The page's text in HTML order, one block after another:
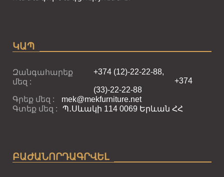
ԿԱՊ
Զանգահարեք
մեզ :
+374 (12)-22-22-88,
+374
(33)-22-22-88
Գրեք մեզ :
mek@mekfurniture.net
Գտեք մեզ :
Պ․Սևակի 114 0069 Երևան ՀՀ
ԲԱԺԱՆՈՐԴԱԳՐՎԵԼ